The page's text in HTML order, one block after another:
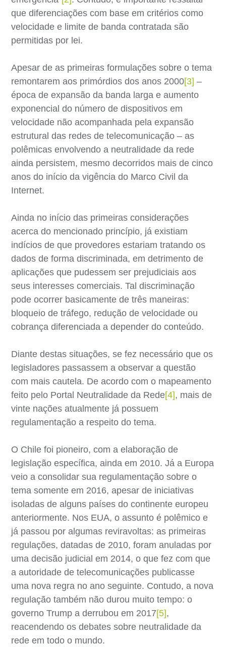
que diferenciações com base em critérios como
velocidade e limite de banda contratada são
permitidas por lei.
Apesar de as primeiras formulações sobre o tema
remontarem aos primórdios dos anos 2000[3] –
época de expansão da banda larga e aumento
exponencial do número de dispositivos em
velocidade não acompanhada pela expansão
estrutural das redes de telecomunicação – as
polêmicas envolvendo a neutralidade da rede
ainda persistem, mesmo decorridos mais de cinco
anos do início da vigência do Marco Civil da
Internet.
Ainda no início das primeiras considerações
acerca do mencionado princípio, já existiam
indícios de que provedores estariam tratando os
dados de forma discriminada, em detrimento de
aplicações que pudessem ser prejudiciais aos
seus interesses comerciais. Tal discriminação
pode ocorrer basicamente de três maneiras:
bloqueio de tráfego, redução de velocidade ou
cobrança diferenciada a depender do conteúdo.
Diante destas situações, se fez necessário que os
legisladores passassem a observar a questão
com mais cautela. De acordo com o mapeamento
feito pelo Portal Neutralidade da Rede[4], mais de
vinte nações atualmente já possuem
regulamentação a respeito do tema.
O Chile foi pioneiro, com a elaboração de
legislação específica, ainda em 2010. Já a Europa
veio a consolidar sua regulamentação sobre o
tema somente em 2016, apesar de iniciativas
isoladas de alguns países do continente europeu
anteriormente. Nos EUA, o assunto é polêmico e
já passou por algumas reviravoltas: as primeiras
regulações, datadas de 2010, foram anuladas por
uma decisão judicial em 2014, o que fez com que
a autoridade de telecomunicações publicasse
uma nova regra no ano seguinte. Contudo, a nova
regulação também não durou muito tempo: o
governo Trump a derrubou em 2017[5],
reacendendo os debates sobre neutralidade da
rede em todo o mundo.